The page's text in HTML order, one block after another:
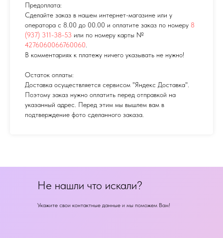
Предоплата:
Сделайте заказ в нашем интернет-магазине или у
оператора с 8.00 до 00.00 и оплатите заказ по номеру 8
(937) 311-38-53 или по номеру карты №
4276060066760060
В комментариях к платежу ничего указывать не нужно!
Остаток оплаты:
Доставка осуществляется сервисом "Яндекс Доставка".
Поэтому заказ нужно оплатить перед отправкой на
указанный адрес. Перед этим мы вышлем вам в
подтверждение фото сделанного заказа.
Не нашли что искали?
Укажите свои контактные данные и мы поможем Вам!